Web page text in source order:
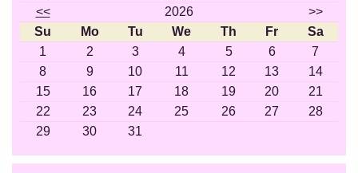
<<
2026
>>
Su
Mo Tu We Th Fr
Sa
1
2 3 4 5 6
7
8
9 10 11 12 13
14
15
16 17 18 19 20
21
22
23 24 25 26 27
28
29
30 31